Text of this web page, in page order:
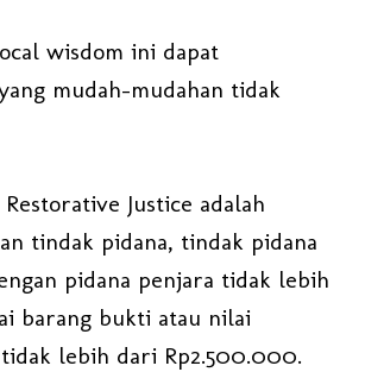
wisdom ini dapat
mudah-mudahan tidak
Justice adalah
tindak pidana, tindak pidana
pidana penjara tidak lebih
barang bukti atau nilai
lebih dari Rp2.500.000.